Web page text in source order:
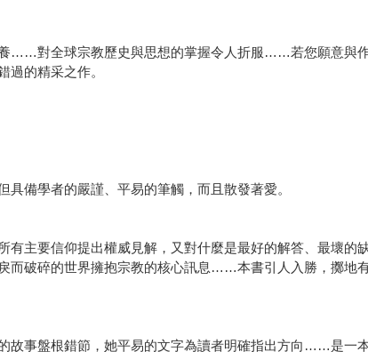
……對全球宗教歷史與思想的掌握令人折服……若您願意與
的精采之作。
備學者的嚴謹、平易的筆觸，而且散發著愛。
主要信仰提出權威見解，又對什麼是最好的解答、最壞的
而破碎的世界擁抱宗教的核心訊息……本書引人入勝，擲地
事盤根錯節，她平易的文字為讀者明確指出方向……是一